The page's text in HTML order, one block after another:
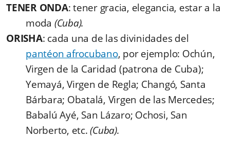
TENER ONDA: tener gracia, elegancia, estar a la
moda (Cuba).
ORISHA: cada una de las divinidades del
pantéon afrocubano, por ejemplo: Ochún,
Virgen de la Caridad (patrona de Cuba);
Yemayá, Virgen de Regla; Changó, Santa
Bárbara; Obatalá, Virgen de las Mercedes;
Babalú Ayé, San Lázaro; Ochosi, San
Norberto, etc.(Cuba).